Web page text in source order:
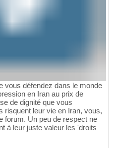
vous défendez dans le monde
en Iran au prix de
de dignité que vous
risquent leur vie en Iran, vous,
forum. Un peu de respect ne
à leur juste valeur les 'droits